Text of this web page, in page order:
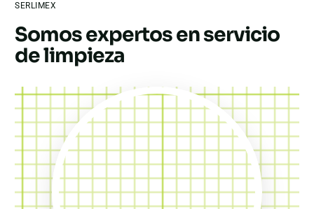
SERLIMEX
Somos expertos en servicio
de limpieza​